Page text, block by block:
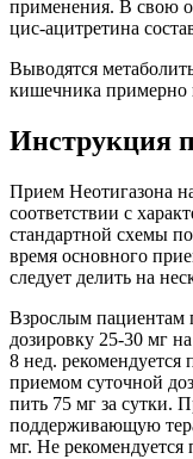
применения. В свою
цис-ацитретина
Выводятся
кишечника примерно
Инструкция
Прием Неотигазона
соответствии с
стандартной схемы
время основного
следует делить на
Взрослым пациентам
дозировку 25-30 мг
8 нед.
приемом суточной
пить 75 мг за сутки.
поддерживающую
мг. Не рекомендуется